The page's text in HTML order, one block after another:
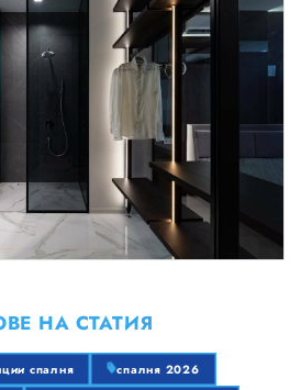
НА СТАТИЯ
спалня
спалня 2026